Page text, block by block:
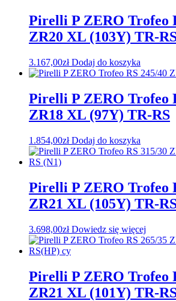
Pirelli P ZERO Trofeo
ZR20 XL (103Y) TR-
3.167,00zł Dodaj do koszyka
Pirelli P ZERO Trofeo
ZR18 XL (97Y) TR-RS
1.854,00zł Dodaj do koszyka
Pirelli P ZERO Trofeo
ZR21 XL (105Y) TR-
3.698,00zł Dowiedz się więcej
Pirelli P ZERO Trofeo
ZR21 XL (101Y) TR-